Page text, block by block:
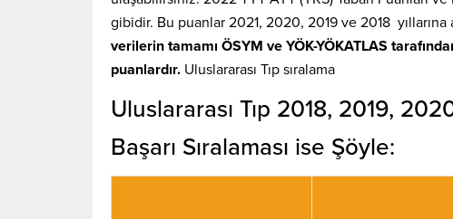
gibidir. Bu puanlar 2021, 2020, 2019 ve 2018
verilerin tamamı ÖSYM ve YÖK-YÖKATLAS
puanlardır. Uluslararası Tıp sıralama
Uluslararası Tıp 2018, 2019,
Başarı Sıralaması ise Şöyle: